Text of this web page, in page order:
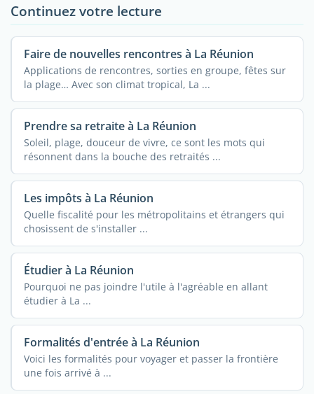
Continuez votre lecture
Faire de nouvelles rencontres à La Réunion
Applications de rencontres, sorties en groupe, fêtes sur
la plage… Avec son climat tropical, La ...
Prendre sa retraite à La Réunion
Soleil, plage, douceur de vivre, ce sont les mots qui
résonnent dans la bouche des retraités ...
Les impôts à La Réunion
Quelle fiscalité pour les métropolitains et étrangers qui
chosissent de s'installer ...
Étudier à La Réunion
Pourquoi ne pas joindre l'utile à l'agréable en allant
étudier à La ...
Formalités d'entrée à La Réunion
Voici les formalités pour voyager et passer la frontière
une fois arrivé à ...